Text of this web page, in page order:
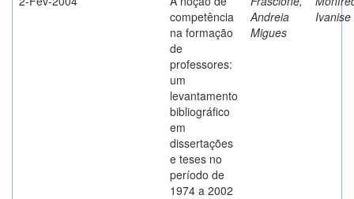
competência
na formação
de
professores:
um
levantamento
bibliográfico
em
dissertações
e teses no
período de
1974 a 2002
Andreia
Migues
Ivanise